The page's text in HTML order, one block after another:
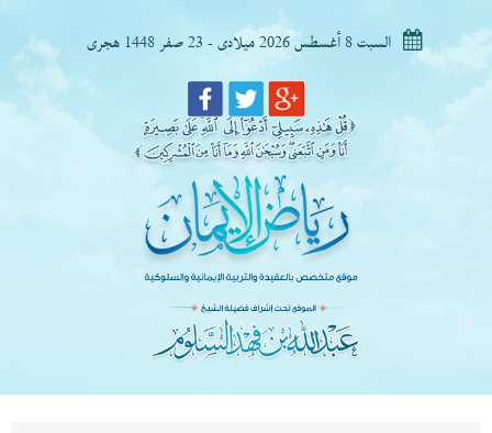
السبت 8 أغسطس 2026 ميلادى - 23 صفر 1448 هجرى